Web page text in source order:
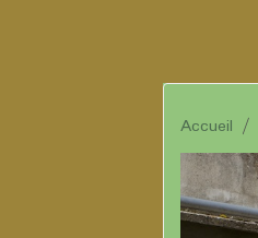
Accueil